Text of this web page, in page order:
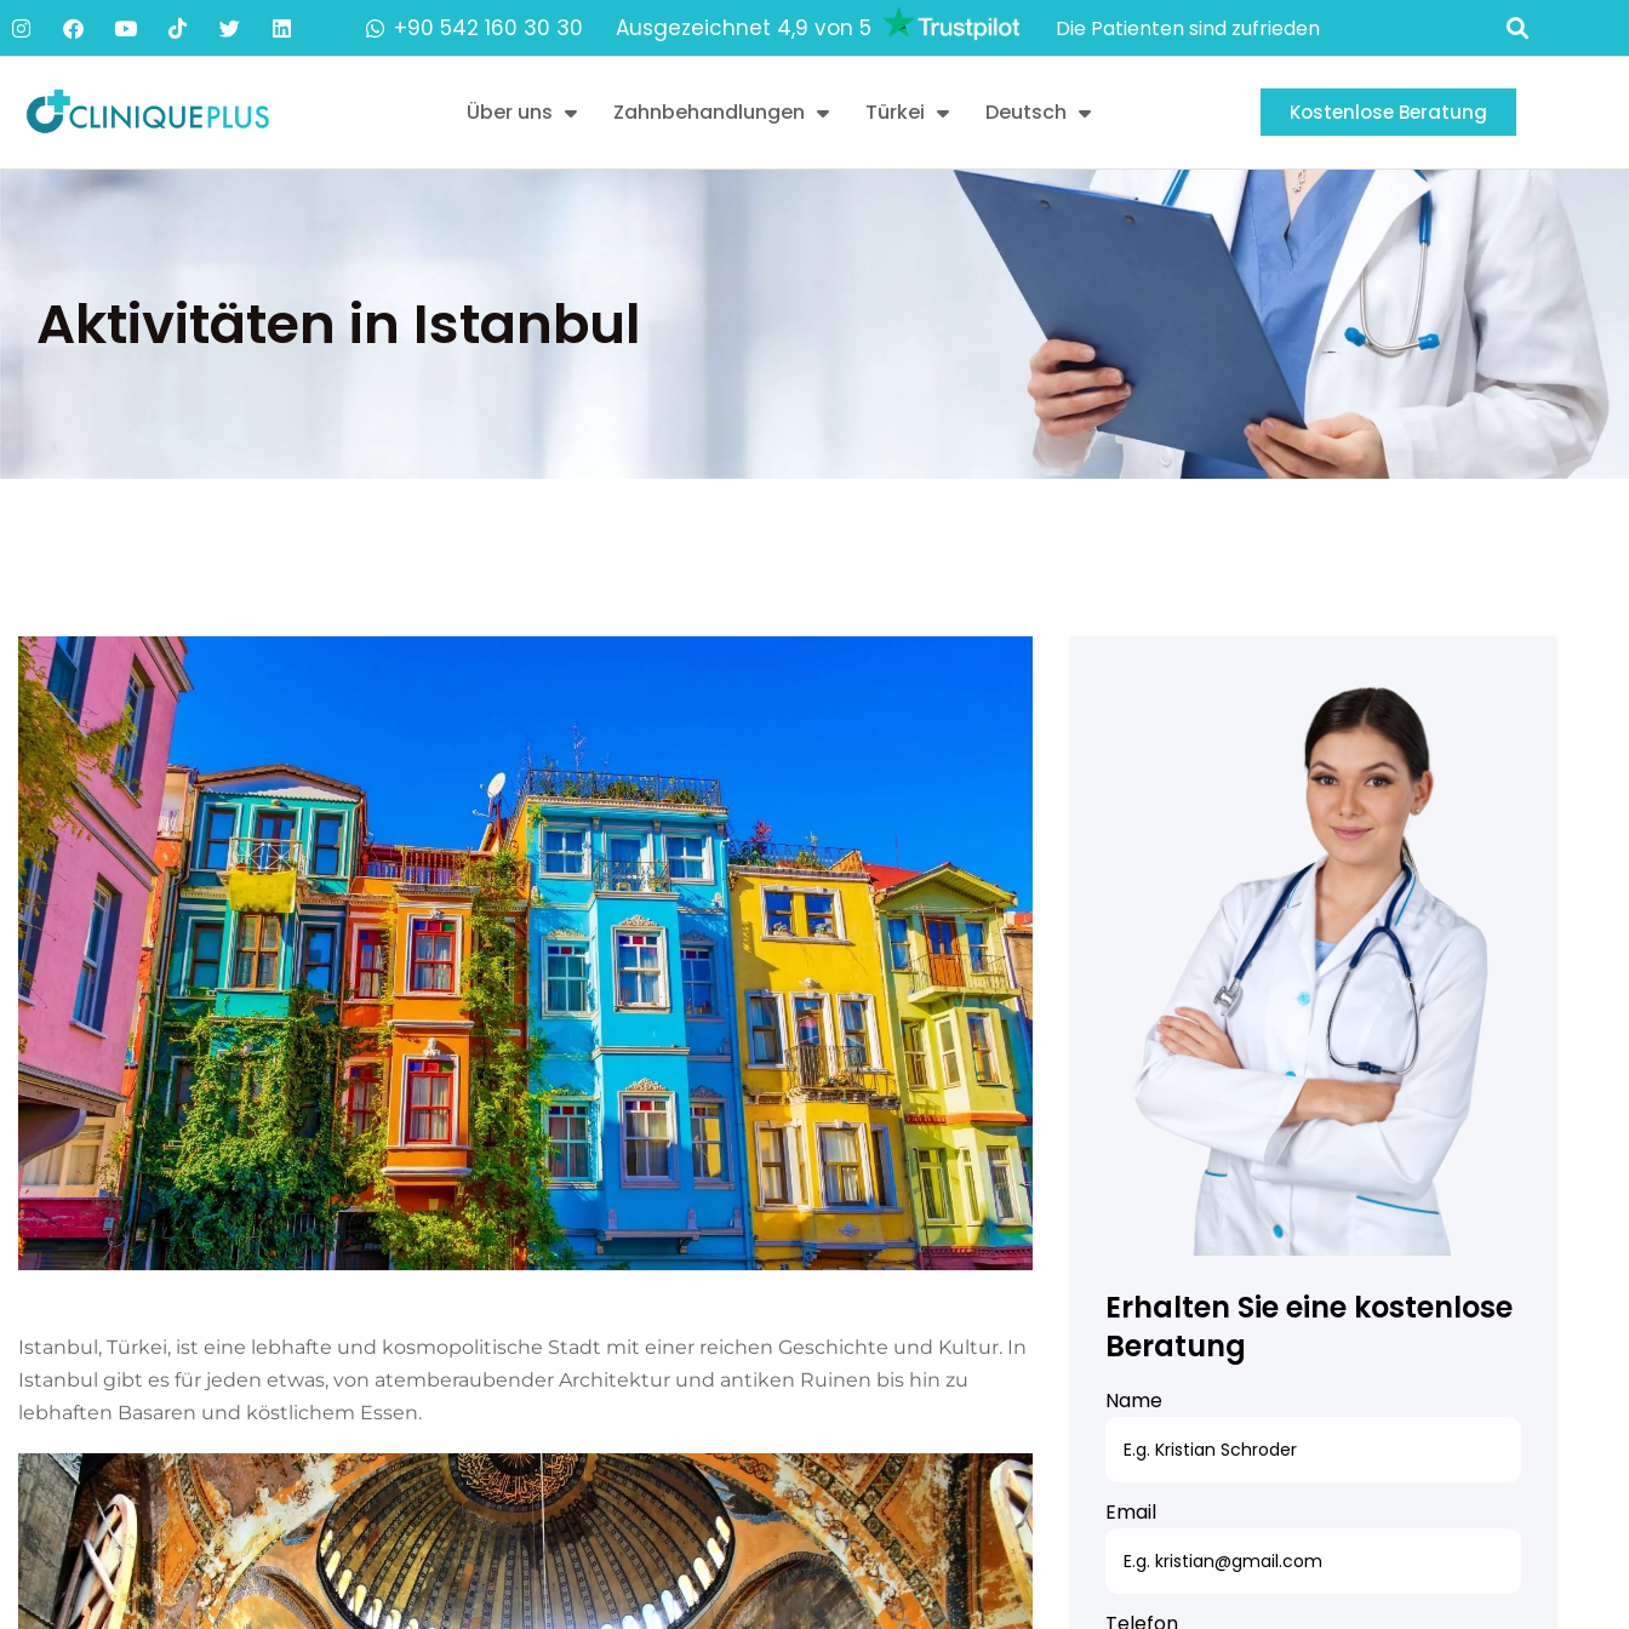
+90 542 160 30 30 Ausgezeichnet 4,9 von 5 Die Patienten sind zufrieden
Über uns Zahnbehandlungen Türkei Deutsch Kostenlose Beratung
Aktivitäten in Istanbul
Istanbul, Türkei, ist eine lebhafte und kosmopolitische Stadt mit einer reichen Geschichte und Kultur. In
Istanbul gibt es für jeden etwas, von atemberaubender Architektur und antiken Ruinen bis hin zu
lebhaften Basaren und köstlichem Essen.
Erhalten Sie eine kostenlose
Beratung
Name
Email
Telefon